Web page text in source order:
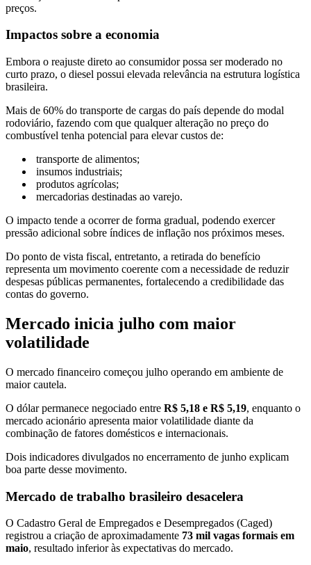
preços.
Impactos sobre a economia
Embora o reajuste direto ao consumidor possa ser moderado no
curto prazo, o diesel possui elevada relevância na estrutura logística
brasileira.
Mais de 60% do transporte de cargas do país depende do modal
rodoviário, fazendo com que qualquer alteração no preço do
combustível tenha potencial para elevar custos de:
transporte de alimentos;
insumos industriais;
produtos agrícolas;
mercadorias destinadas ao varejo.
O impacto tende a ocorrer de forma gradual, podendo exercer
pressão adicional sobre índices de inflação nos próximos meses.
Do ponto de vista fiscal, entretanto, a retirada do benefício
representa um movimento coerente com a necessidade de reduzir
despesas públicas permanentes, fortalecendo a credibilidade das
contas do governo.
Mercado inicia julho com maior
volatilidade
O mercado financeiro começou julho operando em ambiente de
maior cautela.
O dólar permanece negociado entre R$ 5,18 e R$ 5,19, enquanto o
mercado acionário apresenta maior volatilidade diante da
combinação de fatores domésticos e internacionais.
Dois indicadores divulgados no encerramento de junho explicam
boa parte desse movimento.
Mercado de trabalho brasileiro desacelera
O Cadastro Geral de Empregados e Desempregados (Caged)
registrou a criação de aproximadamente 73 mil vagas formais em
maio, resultado inferior às expectativas do mercado.